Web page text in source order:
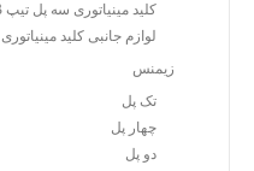
کلید مینیاتوری سه پل تیپ B
لوازم جانبی کلید مینیاتوری
زیمنس
تک پل
چهار پل
دو پل